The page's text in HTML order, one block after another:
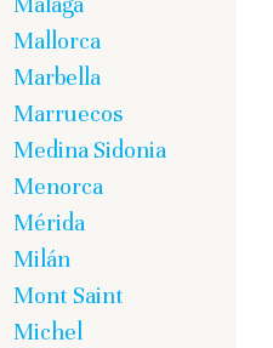
Mallorca
Marbella
Marruecos
Medina Sidonia
Menorca
Mérida
Milán
Mont Saint
Michel